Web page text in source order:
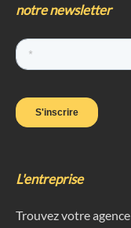
notre newsletter
L'entreprise
Trouvez votre agence